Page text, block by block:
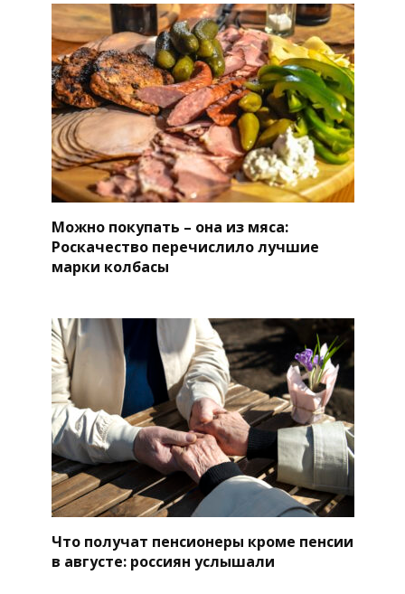
Можно покупать – она из мяса:
Роскачество перечислило лучшие
марки колбасы
Что получат пенсионеры кроме пенсии
в августе: россиян услышали